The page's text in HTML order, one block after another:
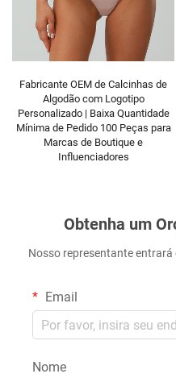
Atacado OEM de Tanga Feminina
de Algodão | Fábrica de Cuecas G-
String com Etiqueta Privada
Obtenha um
Nosso representante entrará
Email
Nome